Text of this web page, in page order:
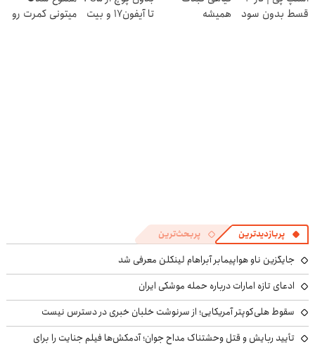
قسط بدون سود
همیشه
تا آیفون17 و بیت
میتونی کمرت رو
پربازدیدترین پربحث‌ترین
جایگزین ناو هواپیمابر آبراهام لینکلن معرفی شد
ادعای تازه امارات درباره حمله موشکی ایران
سقوط هلی‌کوپتر آمریکایی؛ از سرنوشت خلبان خبری در دسترس نیست
تأیید ربایش و قتل وحشتناک مداح جوان؛ آدمکش‌ها فیلم جنایت را برای